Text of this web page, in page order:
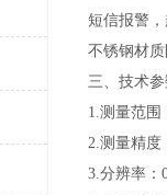
短信报警
不锈钢材
三、技术
1.测量范围
2.测量精度
3.分辨率：